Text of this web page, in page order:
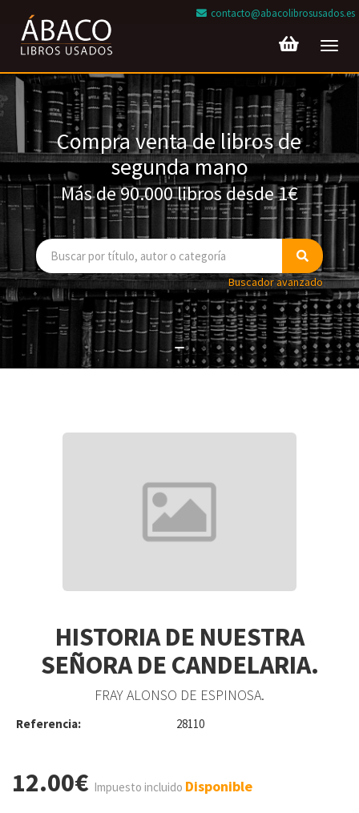
contacto@abacolibrosusados.es
Compra venta de libros de
segunda mano
Más de 90.000 libros desde 1€
Buscador avanzado
HISTORIA DE NUESTRA
SEÑORA DE CANDELARIA.
FRAY ALONSO DE ESPINOSA.
Referencia: 28110
12.00€ Impuesto incluido Disponible